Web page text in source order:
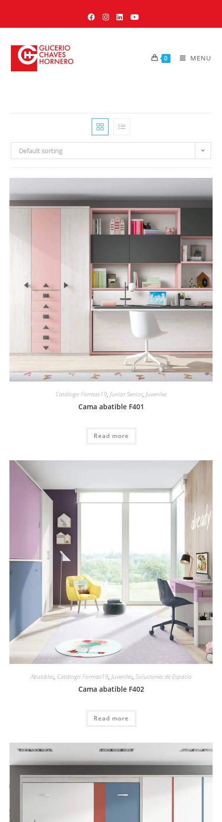
0 MENU
Default sorting
Catálogo Formas19, Junior Senior, Juveniles
Cama abatible F401
Read more
Abatibles, Catálogo Formas19, Juveniles, Soluciones de Espacio
Cama abatible F402
Read more